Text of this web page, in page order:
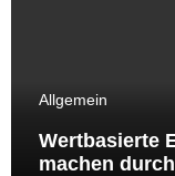
Allgemein
Wertbasierte
machen